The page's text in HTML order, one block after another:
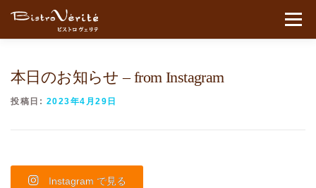
コンテンツへスキップ
メニュ
本日のお知らせ – from Instagram
投稿日: 2023年4月29日
Instagram で見る